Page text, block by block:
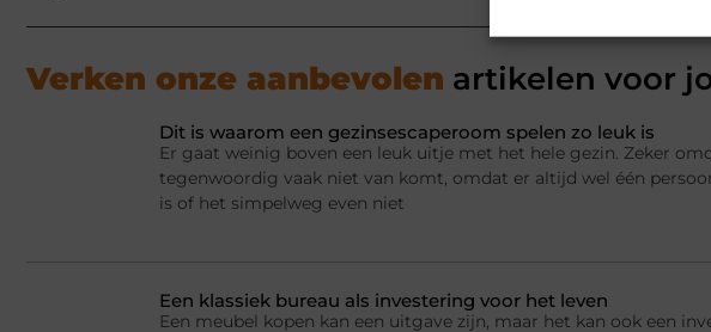
Verken onze aanbevolen artikelen voor
Dit is waarom een gezinsescaperoom spelen zo leuk is
Er gaat weinig boven een leuk uitje met het hele gezin. Zeker
tegenwoordig vaak niet van komt, omdat er altijd wel één
is of het simpelweg even niet
Een klassiek bureau als investering voor het leven
Een meubel kopen kan een uitgave zijn, maar het kan ook een